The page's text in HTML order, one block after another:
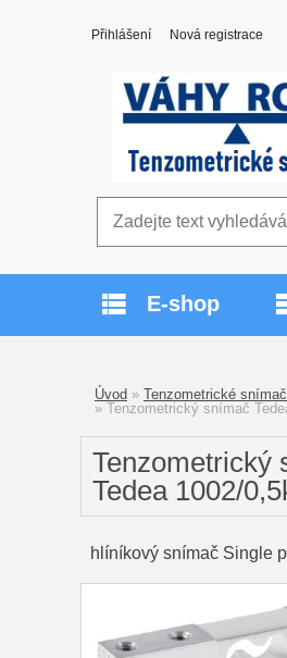
Přihlášení Nová registrace
E-shop
Úvod » Tenzometrické
» Tenzometrický snímač
Tenzometrický
Tedea 1002/
hlíníkový snímač Single